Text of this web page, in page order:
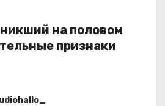
на половом
признаки